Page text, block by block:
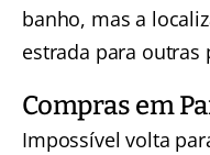
banho, mas a
estrada para outras
Compras em
Impossível volta